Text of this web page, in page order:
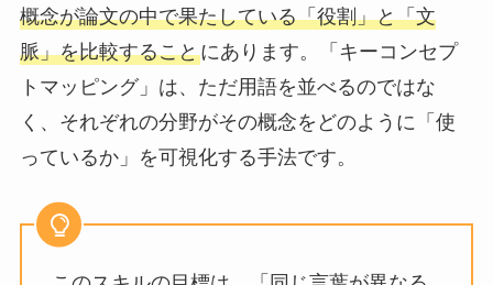
概念が論文の中で果たしている「役割」と「文
脈」を比較することにあります。「キーコンセプ
トマッピング」は、ただ用語を並べるのではな
く、それぞれの分野がその概念をどのように「使
っているか」を可視化する手法です。